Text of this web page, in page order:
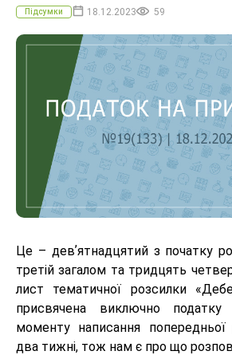
Підсумки 18.12.2023 59
Це – девʼятнадцятий з початку
третій загалом та тридцять
лист тематичної розсилки
присвячена виключно
моменту написання
два тижні, тож нам є про що